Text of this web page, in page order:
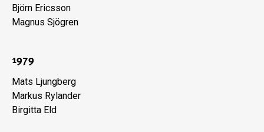
Björn Ericsson
Magnus Sjögren
1979
Mats Ljungberg
Markus Rylander
Birgitta Eld